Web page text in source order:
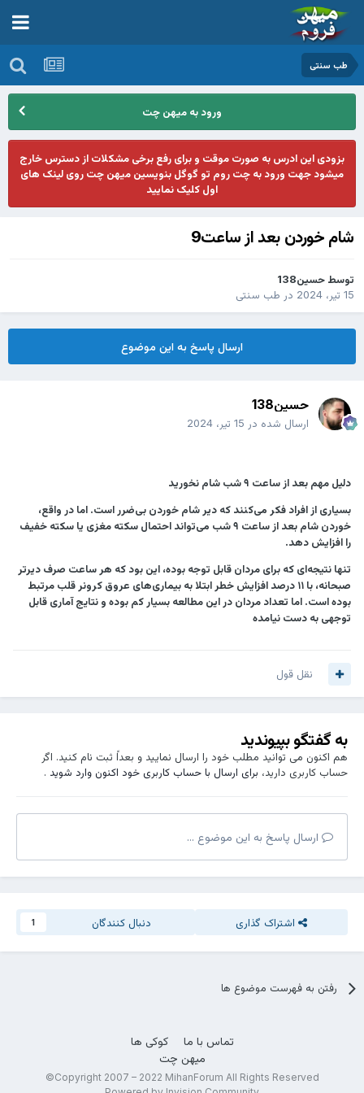
طب سنتی
ورود به میهن چت
بزودی این ادرس به صورت موقت و برای رفع برخی مشکلات از دسترس خارج
میشود جهت ورود به چت روم تو گوگل بنویسین میهن چت روی لینک های
اول کلیک نمایید
شام خوردن بعد از ساعت9
توسط حسین138
15 تیر، 2024
در طب سنتی
ارسال پاسخ به این موضوع
حسین138
ارسال شده در 15 تیر، 2024
دلیل مهم بعد از ساعت ۹ شب شام نخورید
بسیاری از افراد فکر می‌کنند که دیر شام خوردن بی‌ضرر است. اما در واقع،
خوردن شام بعد از ساعت ۹ شب می‌تواند احتمال سکته مغزی یا سکته خفیف
را افزایش دهد.
تنها نتیجه‌ای که برای مردان قابل توجه بوده، این بود که هر ساعت صرف دیرتر
صبحانه، با ۱۱ درصد افزایش خطر ابتلا به بیماری‌های عروق کرونر قلب مرتبط
بوده است. اما تعداد مردان در این مطالعه بسیار کم بوده و نتایج آماری قابل
توجهی به دست نیامده
نقل قول
به گفتگو بپیوندید
هم اکنون می توانید مطلب خود را ارسال نمایید و بعداً ثبت نام کنید. اگر
حساب کاربری دارید، برای ارسال با حساب کاربری خود اکنون وارد شوید.
ارسال پاسخ به این موضوع ...
اشتراک گذاری دنبال کنندگان
رفتن به فهرست موضوع ها
تماس با ما
کوکی ها
میهن چت
Copyright 2007 – 2022 MihanForum All Rights Reserved©